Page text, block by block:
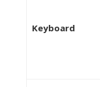
Keyboard